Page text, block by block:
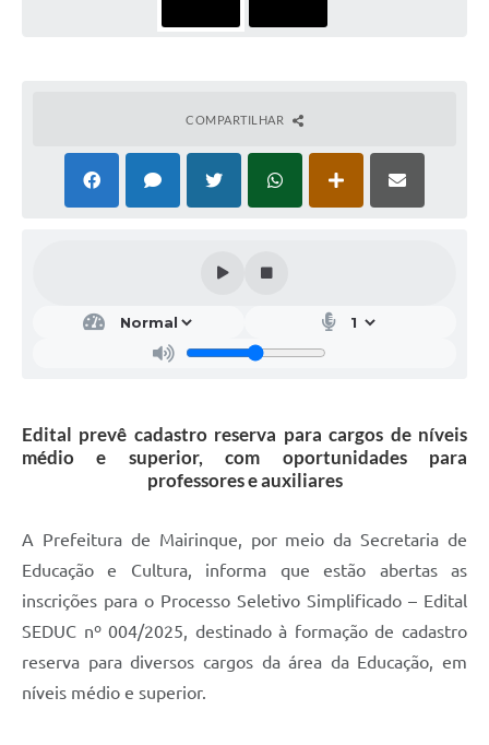
COMPARTILHAR
Edital prevê cadastro reserva para cargos de níveis
médio e superior, com oportunidades para
professores e auxiliares
A Prefeitura de Mairinque, por meio da Secretaria de
Educação e Cultura, informa que estão abertas as
inscrições para o Processo Seletivo Simplificado – Edital
SEDUC nº 004/2025, destinado à formação de cadastro
reserva para diversos cargos da área da Educação, em
níveis médio e superior.